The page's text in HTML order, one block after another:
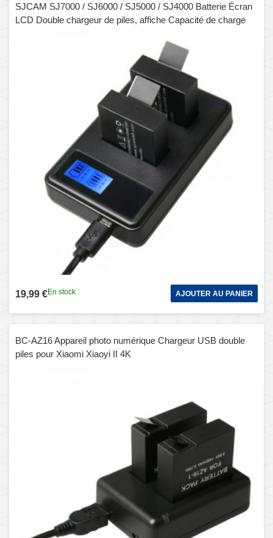
SJCAM SJ7000 / SJ6000 / SJ5000 / SJ4000 Batterie Écran
LCD Double chargeur de piles, affiche Capacité de charge
19,99 €En stock AJOUTER AU PANIER
BC-AZ16 Appareil photo numérique Chargeur USB double
piles pour Xiaomi Xiaoyi II 4K